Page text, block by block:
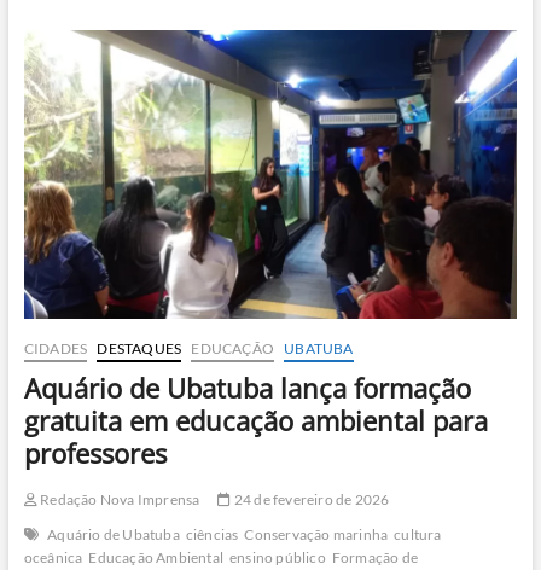
oficina
gratuita
Realidade
Aumentada
com
foco
em
cultura
e
educação
CIDADES DESTAQUES EDUCAÇÃO UBATUBA
Aquário de Ubatuba lança formação
gratuita em educação ambiental para
professores
Redação Nova Imprensa
24 de fevereiro de 2026
Aquário de Ubatuba ciências Conservação marinha cultura
oceânica Educação Ambiental ensino público Formação de